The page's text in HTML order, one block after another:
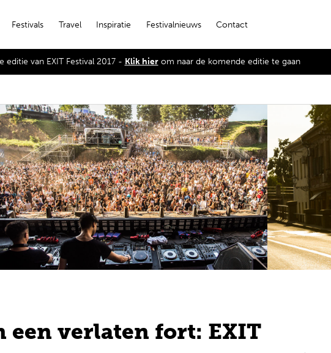
Festivals Travel Inspiratie Festivalnieuws Contact
editie van EXIT Festival 2017 - Klik hierom naar de komende editie te gaan
een verlaten fort: EXIT